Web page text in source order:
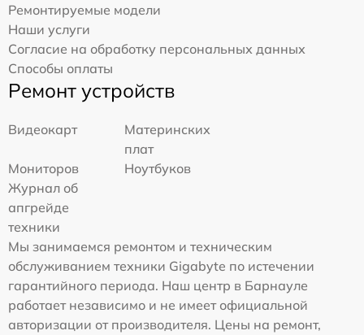
Ремонтируемые модели
Наши услуги
Согласие на обработку персональных данных
Способы оплаты
Ремонт устройств
Видеокарт
Материнских
плат
Мониторов
Ноутбуков
Журнал об
апгрейде
техники
Мы занимаемся ремонтом и техническим
обслуживанием техники Gigabyte по истечении
гарантийного периода. Наш центр в Барнауле
работает независимо и не имеет официальной
авторизации от производителя. Цены на ремонт,